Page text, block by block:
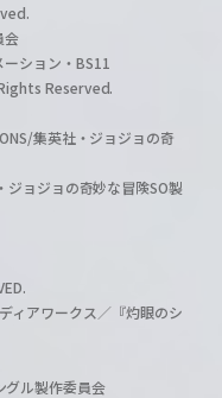
会
ション・BS11
Reserved.
集英社・ジョジョの奇
ジョジョの奇妙な冒険SO製
ィアワークス／『灼眼のシ
ル製作委員会